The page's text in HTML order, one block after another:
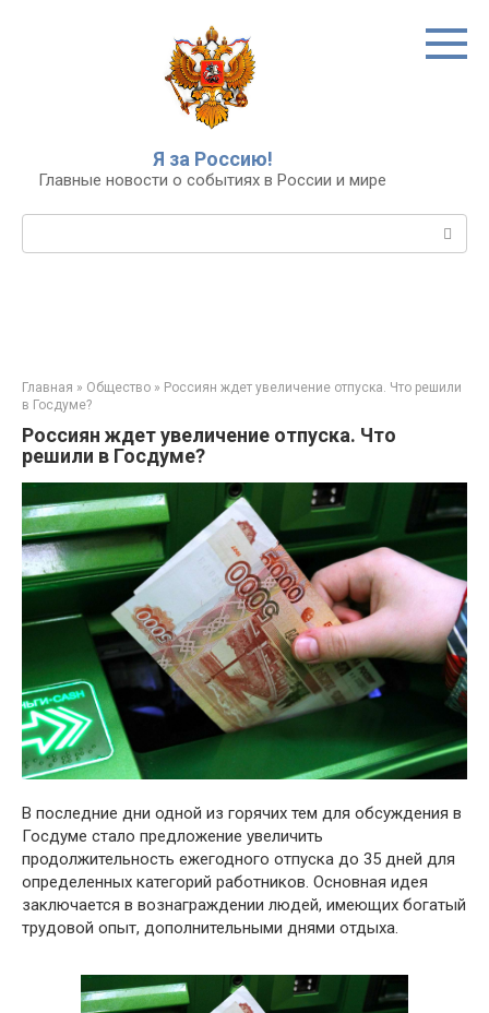
Я за Россию!
Главные новости о событиях в России и мире
Главная » Общество » Россиян ждет увеличение отпуска. Что решили
в Госдуме?
Россиян ждет увеличение отпуска. Что
решили в Госдуме?
В последние дни одной из горячих тем для обсуждения в
Госдуме стало предложение увеличить
продолжительность ежегодного отпуска до 35 дней для
определенных категорий работников. Основная идея
заключается в вознаграждении людей, имеющих богатый
трудовой опыт, дополнительными днями отдыха.